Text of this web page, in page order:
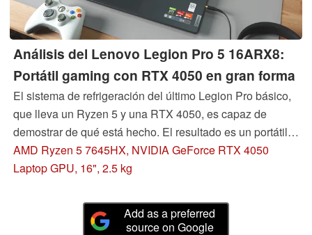
Análisis del Lenovo Legion Pro 5 16ARX8:
Portátil gaming con RTX 4050 en gran forma
El sistema de refrigeración del último Legion Pro básico,
que lleva un Ryzen 5 y una RTX 4050, es capaz de
demostrar de qué está hecho. El resultado es un portátil
de juego que puede seguir el ritmo de otros dispositivos
básicos sin hacer demasiado ruido. El software de
AMD Ryzen 5 7645HX, NVIDIA GeForce RTX 4050
Laptop GPU, 16", 2.5 kg
Add as a preferred
source on Google